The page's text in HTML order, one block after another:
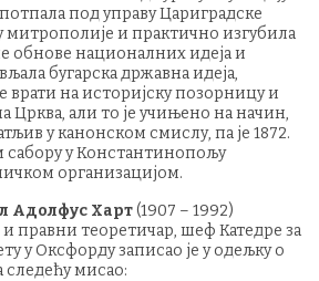
под управу Цариградске
митрополије и практично изгубила
обнове националних идеја и
бугарска државна идеја,
врати на историјску позорницу и
Црква, али то је учињено на начин,
у канонском смислу, па је 1872.
у Константинопољу
организацијом.
Адолфус Харт(1907 – 1992)
правни теоретичар, шеф Катедре за
у Оксфорду записао је у одељку о
мисао: